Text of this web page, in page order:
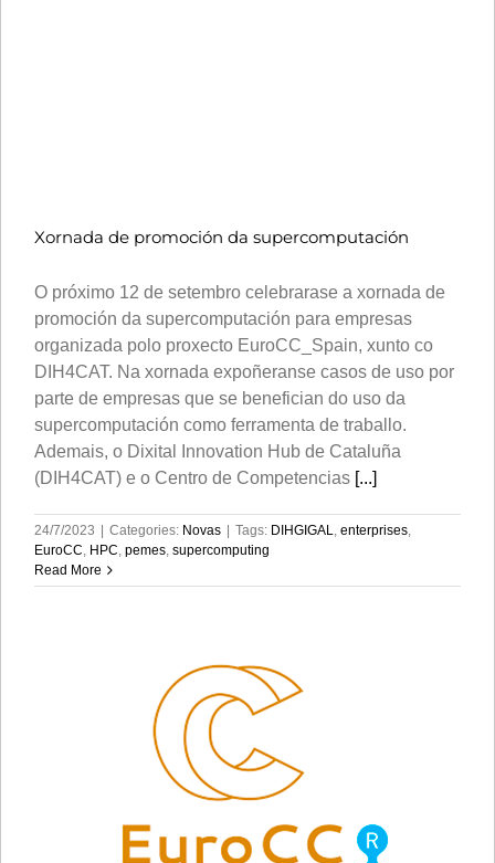
Xornada de promoción da supercomputación
O próximo 12 de setembro celebrarase a xornada de
promoción da supercomputación para empresas
organizada polo proxecto EuroCC_Spain, xunto co
DIH4CAT. Na xornada expoñeranse casos de uso por
parte de empresas que se benefician do uso da
supercomputación como ferramenta de traballo.
Ademais, o Dixital Innovation Hub de Cataluña
(DIH4CAT) e o Centro de Competencias [...]
24/7/2023 | Categories: Novas | Tags: DIHGIGAL enterprises
EuroCC HPC pemes supercomputing
Read More